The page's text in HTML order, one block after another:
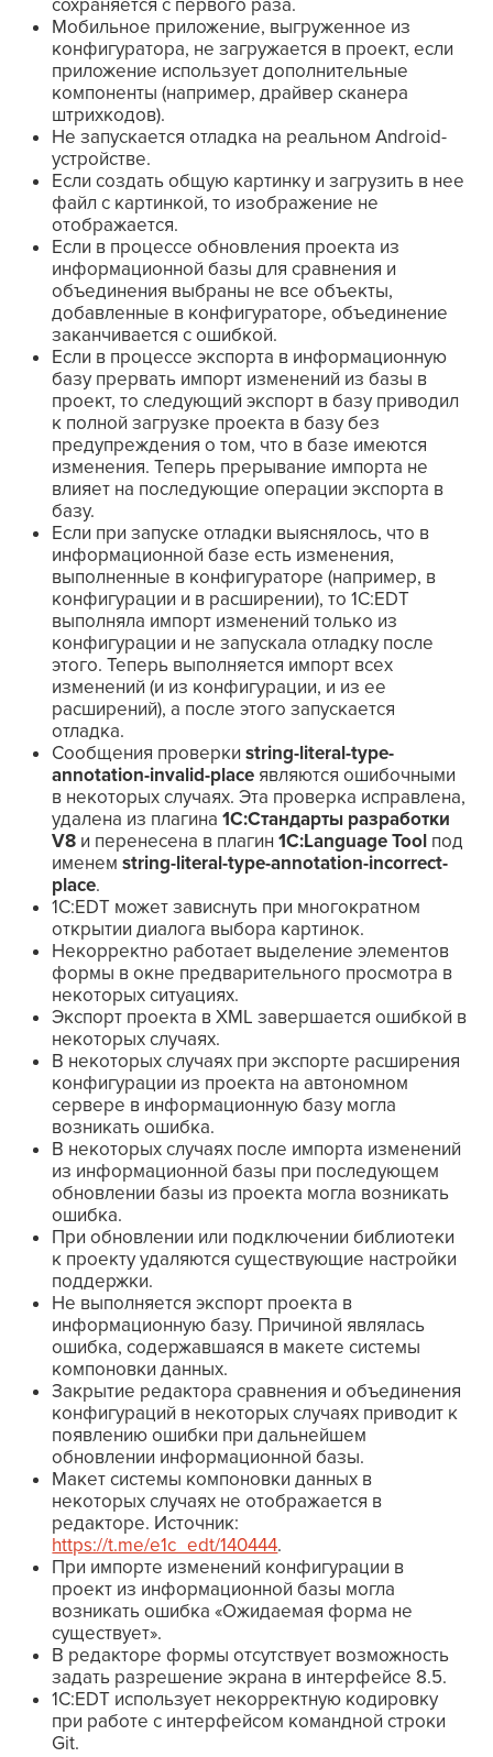
сохраняется с первого раза.
Мобильное приложение, выгруженное из
конфигуратора, не загружается в проект, если
приложение использует дополнительные
компоненты (например, драйвер сканера
штрихкодов).
Не запускается отладка на реальном Android-
устройстве.
Если создать общую картинку и загрузить в нее
файл с картинкой, то изображение не
отображается.
Если в процессе обновления проекта из
информационной базы для сравнения и
объединения выбраны не все объекты,
добавленные в конфигураторе, объединение
заканчивается с ошибкой.
Если в процессе экспорта в информационную
базу прервать импорт изменений из базы в
проект, то следующий экспорт в базу приводил
к полной загрузке проекта в базу без
предупреждения о том, что в базе имеются
изменения. Теперь прерывание импорта не
влияет на последующие операции экспорта в
базу.
Если при запуске отладки выяснялось, что в
информационной базе есть изменения,
выполненные в конфигураторе (например, в
конфигурации и в расширении), то 1C:EDT
выполняла импорт изменений только из
конфигурации и не запускала отладку после
этого. Теперь выполняется импорт всех
изменений (и из конфигурации, и из ее
расширений), а после этого запускается
отладка.
Сообщения проверкиstring-literal-type-
annotation-invalid-place являются ошибочными
в некоторых случаях. Эта проверка исправлена,
удалена из плагина1С:Стандарты разработки
V8 и перенесена в плагин1C:Language Tool под
именемstring-literal-type-annotation-incorrect-
place.
1C:EDT может зависнуть при многократном
открытии диалога выбора картинок.
Некорректно работает выделение элементов
формы в окне предварительного просмотра в
некоторых ситуациях.
Экспорт проекта в XML завершается ошибкой в
некоторых случаях.
В некоторых случаях при экспорте расширения
конфигурации из проекта на автономном
сервере в информационную базу могла
возникать ошибка.
В некоторых случаях после импорта изменений
из информационной базы при последующем
обновлении базы из проекта могла возникать
ошибка.
При обновлении или подключении библиотеки
к проекту удаляются существующие настройки
поддержки.
Не выполняется экспорт проекта в
информационную базу. Причиной являлась
ошибка, содержавшаяся в макете системы
компоновки данных.
Закрытие редактора сравнения и объединения
конфигураций в некоторых случаях приводит к
появлению ошибки при дальнейшем
обновлении информационной базы.
Макет системы компоновки данных в
некоторых случаях не отображается в
редакторе. Источник:
https://t.me/e1c_edt/140444.
При импорте изменений конфигурации в
проект из информационной базы могла
возникать ошибка «Ожидаемая форма не
существует».
В редакторе формы отсутствует возможность
задать разрешение экрана в интерфейсе 8.5.
1C:EDT использует некорректную кодировку
при работе с интерфейсом командной строки
Git.